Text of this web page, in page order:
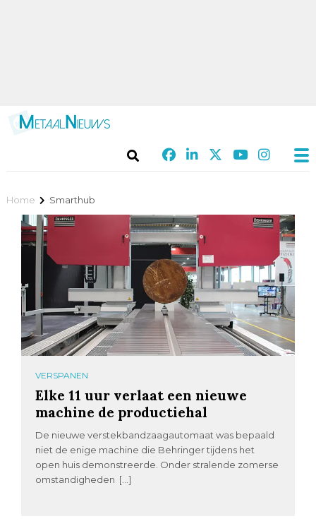
Home Smarthub
VERSPANEN
Elke 11 uur verlaat een nieuwe
machine de productiehal
De nieuwe verstekbandzaagautomaat was bepaald
niet de enige machine die Behringer tijdens het
open huis demonstreerde. Onder stralende zomerse
omstandigheden […]